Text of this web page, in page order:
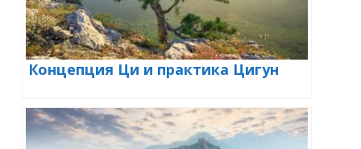
Концепция Ци и практика Цигун